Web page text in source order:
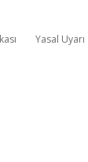
Yasal Uyarı